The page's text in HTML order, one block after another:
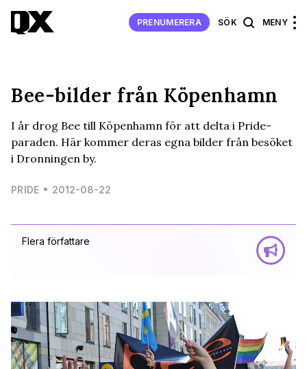
PRENUMERERA SÖK MENY
Flera författare
Bee-bilder från Köpenhamn
I år drog Bee till Köpenhamn för att delta i Pride-
paraden. Här kommer deras egna bilder från besöket
i Dronningen by.
PRIDE 2012-08-22